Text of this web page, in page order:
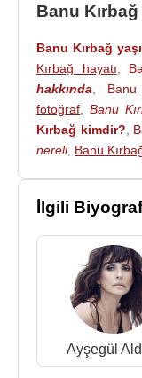
1987yılında
Banu Kırbağ
şarkıyı
Banu Kırbağ,
kişilik
ve Türk pop
unvanını aldı.
Ödülü”ne layık
1991 yılında
seslendirdiği
Ellerimi” ile
layık görüldü.
Yurt içinde ve
etkinliklere
Banu
Banu Kırbağ
Kırbağ hayatı,
hakkında,
fotoğraf,Banu
Kırbağ kimdir?,
nereli, Banu
İlgili
Ayşegül